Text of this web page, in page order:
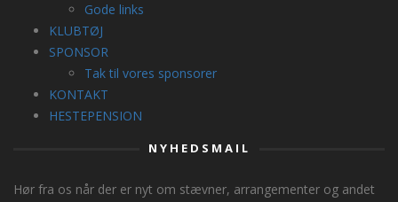
Gode links
KLUBTØJ
SPONSOR
Tak til vores sponsorer
KONTAKT
HESTEPENSION
NYHEDSMAIL
Hør fra os når der er nyt om stævner, arrangementer og andet